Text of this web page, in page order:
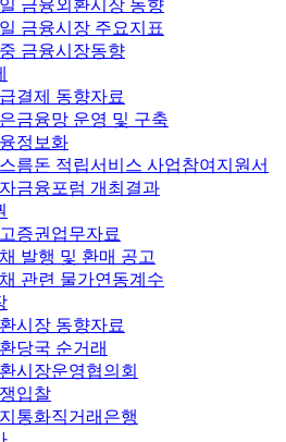
금융외환시장 동향
금융시장 주요지표
금융시장동향
결제 동향자료
금융망 운영 및 구축
정보화
름돈 적립서비스 사업참여지원서
금융포럼 개최결과
증권업무자료
발행 및 환매 공고
관련 물가연동계수
시장 동향자료
당국 순거래
시장운영협의회
입찰
통화직거래은행